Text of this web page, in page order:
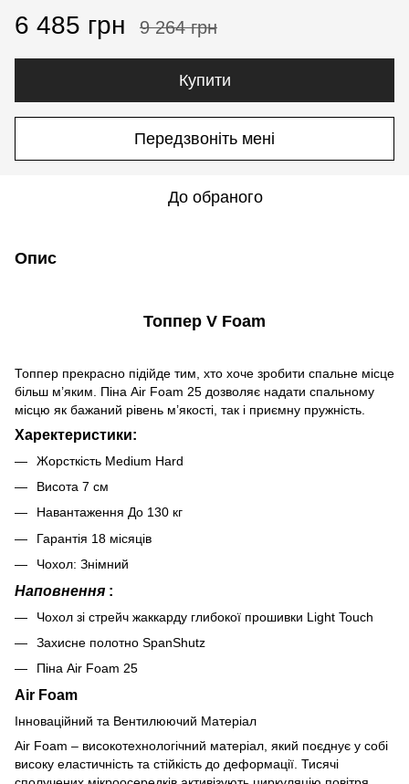
6 485 грн 9 264 грн
Купити
Передзвоніть мені
До обраного
Опис
Топпер V Foam
Топпер прекрасно підійде тим, хто хоче зробити спальне місце
більш м’яким. Піна Air Foam 25 дозволяє надати спальному
місцю як бажаний рівень м’якості, так і приємну пружність.
Харектеристики:
Жорсткiсть Medium Hard
Висота 7 см
Навантаження До 130 кг
Гарантiя 18 місяців
Чохол: Знімний
Наповнення :
Чохол зі стрейч жаккарду глибокої прошивки Light Touch
Захисне полотно SpanShutz
Піна Air Foam 25
Air Foam
Інноваційний та Вентилюючий Матеріал
Air Foam – високотехнологічний матеріал, який поєднує у собі
високу еластичність та стійкість до деформації. Тисячі